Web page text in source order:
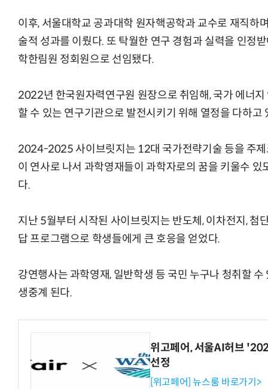
이후, 서울대학교 공과대학 원자핵공학과 교수로 재직하
술적 성과를 이뤘다. 또 탁월한 연구 경험과 실력을 인정
학한림원 정회원으로 선임됐다.
2022년 한국원자력연구원 원장으로 취임해, 국가 에너
할 수 있는 연구기관으로 발전시키기 위해 열정을 다하고
2024-2025 사이브릿지는 12대 국가전략기술 등을 주
이 연사로 나서 과학영재들이 과학자로의 꿈을 키울수
다.
지난 5월부터 시작된 사이브릿지는 반도체, 이차전지, 첨
답 프로그램으로 학생들에게 큰 호응을 얻었다.
강연행사는 과학영재, 일반학생 등 국민 누구나 청취할
생중계 된다.
위고페어, 서울AI허브
선정
[위고페어] 뉴스룸 바로가기>